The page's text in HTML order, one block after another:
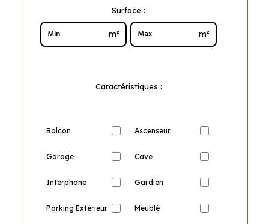
Surface :
m² m²
Caractéristiques :
Ascenseur
Balcon
Cave
Garage
Gardien
Interphone
Meublé
Parking Extérieur